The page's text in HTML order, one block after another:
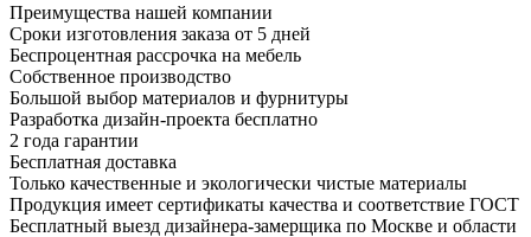
Преимущества нашей компании
Сроки изготовления заказа от 5 дней
Беспроцентная рассрочка на мебель
Собственное производство
Большой выбор материалов и фурнитуры
Разработка дизайн-проекта бесплатно
2 года гарантии
Бесплатная доставка
Только качественные и экологически чистые материалы
Продукция имеет сертификаты качества и соответствие ГОСТ
Бесплатный выезд дизайнера-замерщика по Москве и области